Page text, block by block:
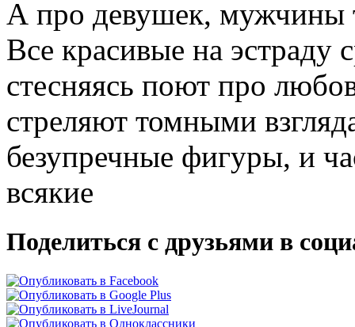
А про девушек, мужчины
Все красивые на эстраду
стесняясь поют про
стреляют томными
безупречные фигуры, и
всякие
Поделиться с друзьями в